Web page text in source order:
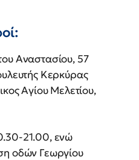
Αναστασίου, 57
Κερκύρας
Αγίου Μελετίου,
21.00, ενώ
οδών Γεωργίου